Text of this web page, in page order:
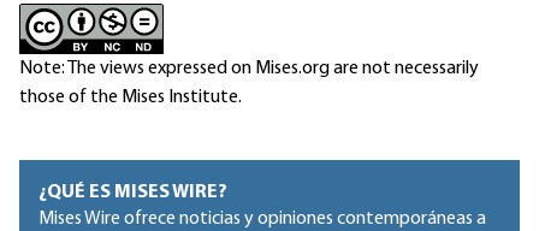
Note: The views expressed on Mises.org are not necessarily
those of the Mises Institute.
¿QUÉ ES MISES WIRE?
Mises Wire ofrece noticias y opiniones contemporáneas a